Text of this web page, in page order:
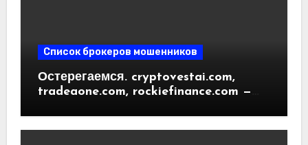
Список брокеров мошенников
Остерегаемся. cryptovestai.com,
tradeaone.com, rockiefinance.com —